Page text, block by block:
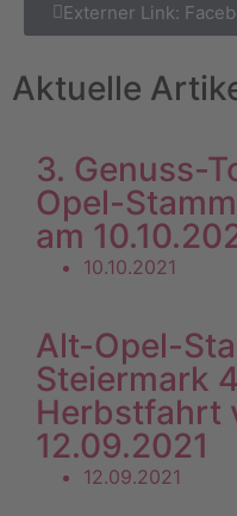
Externer Link:
Aktuelle
3. Genuss-
Opel-
am
10.10.2021
Alt-Opel-
Steiermark
Herbstfahrt
12.09.2021
12.09.2021